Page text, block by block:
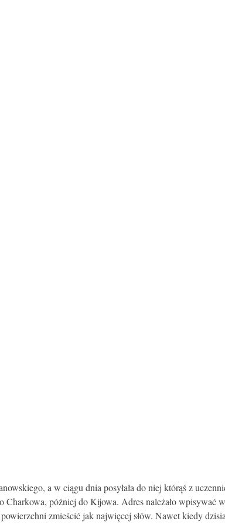
a w ciągu dnia posyłała do niej którąś z
później do Kijowa. Adres należało wpisywać
zmieścić jak najwięcej słów. Nawet kiedy